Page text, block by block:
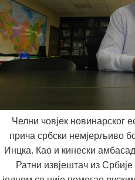
Челни човјек новинарског
прича србски немјерљиво
Инцка. Као и кинески
Ратни извјештач из